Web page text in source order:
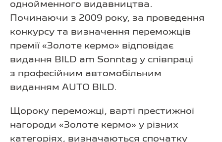
однойменного видавництва.
Починаючи з 2009 року, за проведення
конкурсу та визначення переможців
премії «Золоте кермо» відповідає
видання BILD am Sonntag у співпраці
з професійним автомобільним
виданням AUTO BILD.
Щороку переможці, варті престижної
нагороди «Золоте кермо» у різних
категоріях, визначаються спочатку